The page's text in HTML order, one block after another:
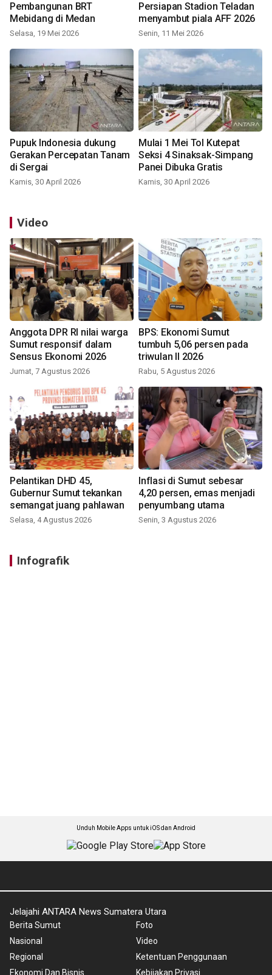
Pembangunan BRT
Mebidang di Medan
Selasa, 19 Mei 2026
Persiapan Stadion Teladan
menyambut piala AFF 2026
Senin, 11 Mei 2026
Pupuk Indonesia dukung
Gerakan Percepatan Tanam
di Sergai
Kamis, 30 April 2026
Mulai 1 Mei Tol Kutepat
Seksi 4 Sinaksak-Simpang
Panei Dibuka Gratis
Kamis, 30 April 2026
Video
Anggota DPR RI nilai warga
Sumut responsif dalam
Sensus Ekonomi 2026
Jumat, 7 Agustus 2026
BPS: Ekonomi Sumut
tumbuh 5,06 persen pada
triwulan II 2026
Rabu, 5 Agustus 2026
Pelantikan DHD 45,
Gubernur Sumut tekankan
semangat juang pahlawan
Selasa, 4 Agustus 2026
Inflasi di Sumut sebesar
4,20 persen, emas menjadi
penyumbang utama
Senin, 3 Agustus 2026
Infografik
Unduh Mobile Apps untuk iOS dan Android
Jelajahi ANTARA News Sumatera Utara
Berita Sumut
Nasional
Regional
Ekonomi Dan Bisnis
Foto
Video
Ketentuan Penggunaan
Kebijakan Privasi